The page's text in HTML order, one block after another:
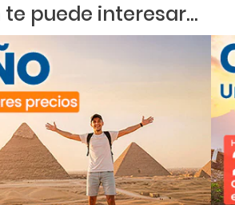
puede interesar...